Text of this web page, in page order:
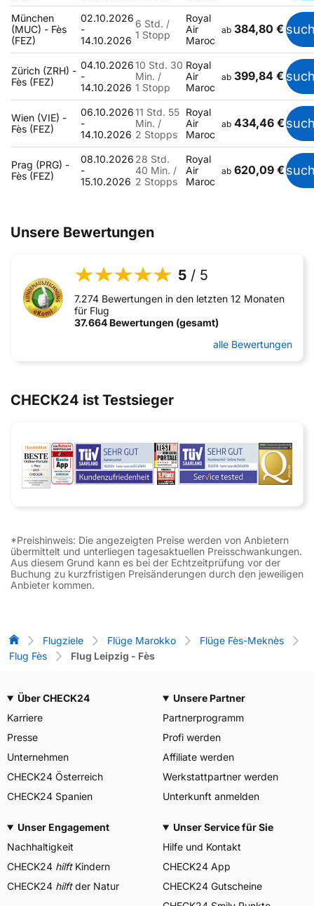
München
(MUC) - Fès
(FEZ)
02.10.2026
-
14.10.2026
6 Std. /
1 Stopp
Royal
Air
Maroc
ab 384,80 €
Zürich (ZRH) -
Fès (FEZ)
04.10.2026
-
14.10.2026
10 Std. 30
Min. /
1 Stopp
Royal
Air
Maroc
ab 399,84 €
Wien (VIE) -
Fès (FEZ)
06.10.2026
-
14.10.2026
11 Std. 55
Min. /
2 Stopps
Royal
Air
Maroc
ab 434,46 €
Prag (PRG) -
Fès (FEZ)
08.10.2026
-
15.10.2026
28 Std.
40 Min. /
2 Stopps
Royal
Air
Maroc
ab 620,09 €
Unsere Bewertungen
5 / 5
7.274 Bewertungen in den letzten 12 Monaten
für Flug
37.664 Bewertungen (gesamt)
alle Bewertungen
CHECK24 ist Testsieger
*Preishinweis: Die angezeigten Preise werden von Anbietern
übermittelt und unterliegen tagesaktuellen Preisschwankungen.
Aus diesem Grund kann es bei der Echtzeitprüfung vor der
Buchung zu kurzfristigen Preisänderungen durch den jeweiligen
Anbieter kommen.
Flug-Vergleich
Flugziele Flüge Marokko
Flüge Fès-Meknès
Flug Fès
Flug Leipzig - Fès
Über CHECK24
Karriere
Presse
Unternehmen
CHECK24 Österreich
CHECK24 Spanien
Unsere Partner
Partnerprogramm
Profi werden
Affiliate werden
Werkstattpartner werden
Unterkunft anmelden
Unser Engagement
Nachhaltigkeit
CHECK24 hilftKindern
CHECK24 hilftder Natur
Unser Service für Sie
Hilfe und Kontakt
CHECK24 App
CHECK24 Gutscheine